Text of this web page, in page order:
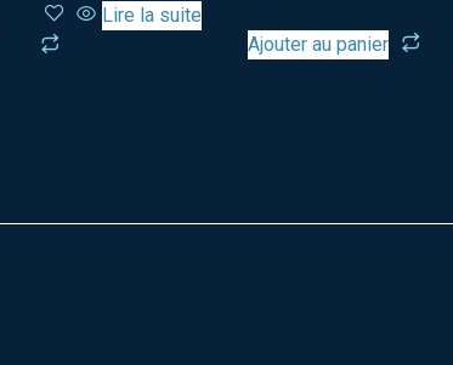
Lire la suite
Ajouter au panier